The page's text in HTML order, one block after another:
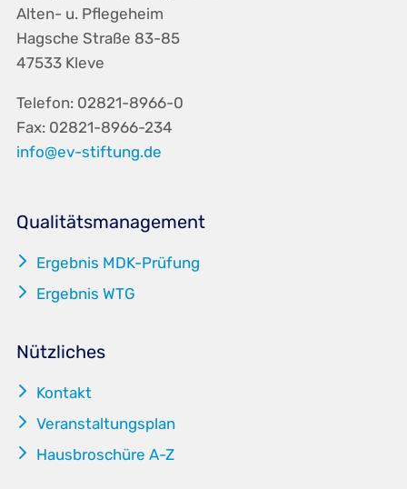
Alten- u. Pflegeheim
Hagsche Straße 83-85
47533 Kleve
Telefon: 02821-8966-0
Fax: 02821-8966-234
info@ev-stiftung.de
Qualitätsmanagement
5 Ergebnis MDK-Prüfung
5 Ergebnis WTG
Nützliches
5 Kontakt
5 Veranstaltungsplan
5 Hausbroschüre A-Z